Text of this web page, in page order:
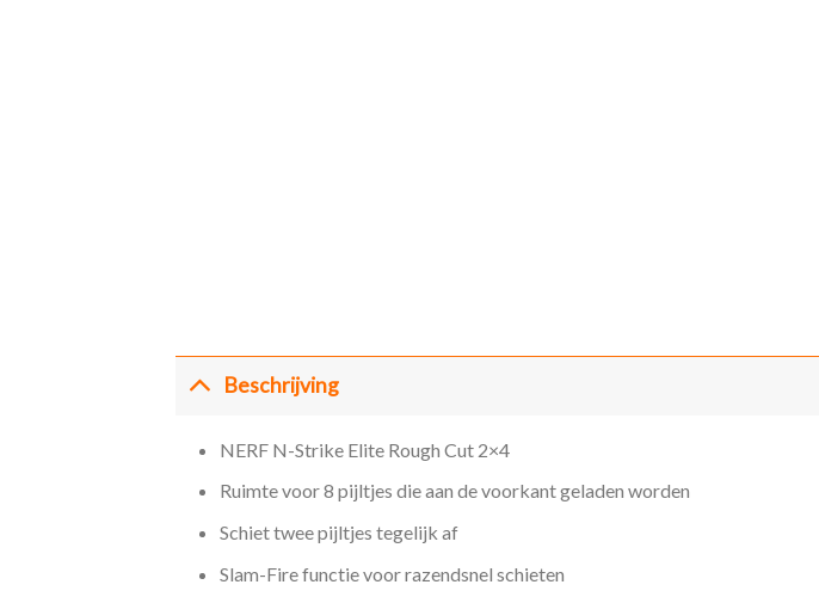
Beschrijving
NERF N-Strike Elite Rough Cut 2×4
Ruimte voor 8 pijltjes die aan de voorkant geladen worden
Schiet twee pijltjes tegelijk af
Slam-Fire functie voor razendsnel schieten